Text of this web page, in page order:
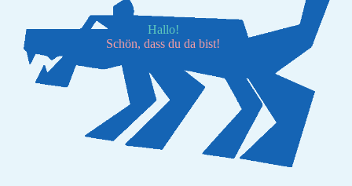
Hallo!
Schön, dass du da bist!